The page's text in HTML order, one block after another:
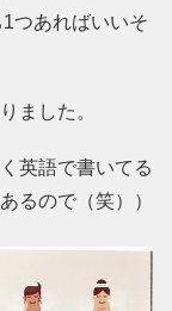
つあればいいそ
ました。
英語で書いてる
るので（笑））